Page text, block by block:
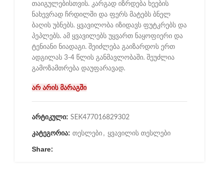
თაიგულებისთვის. კარგად იზრდება ხეების
ნახევრად ჩრდილში და ფერს მატებს ბნელ
ბაღის უბნებს. ყვავილობა იზიდავს ფუტკრებს და
პეპლებს. ამ ყვავილებს უყვართ ნაყოფიერი და
ტენიანი ნიადაგი. შეიძლება გაიზარდოს ერთ
ადგილას 3-4 წლის განმავლობაში. შეუძლია
გამოზამთრება დაუფარავად.
არ არის მარაგში
არტიკული: SEK477016829302
კატეგორია: თესლები , ყვავილის თესლები
Share: